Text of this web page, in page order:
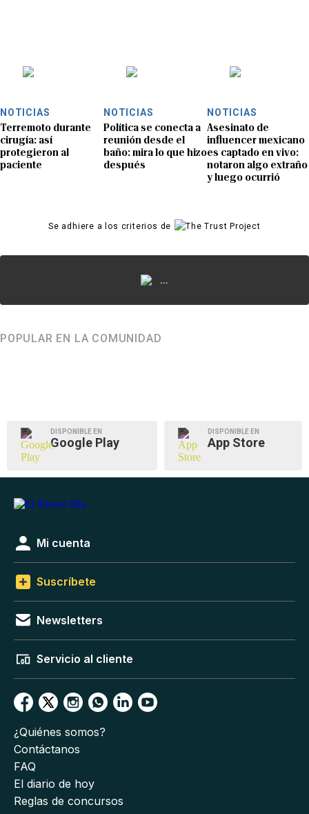
NOTICIAS
Terremoto durante
cirugía: así
protegieron al
paciente
NOTICIAS
Política se conecta a
reunión desde el
baño: mira lo que hizo
después
NOTICIAS
Asesinato de
influencer mexicano
es captado en vivo:
notaron algo extraño
y luego ocurrió
Se adhiere a los criterios de
...
POPULAR EN LA COMUNIDAD
DISPONIBLE EN
Google Play
DISPONIBLE EN
App Store
Mi cuenta
Suscríbete
Newsletters
Servicio al cliente
¿Quiénes somos?
Contáctanos
FAQ
El diario de hoy
Reglas de concursos